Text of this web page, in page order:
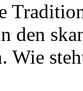
den
Wie